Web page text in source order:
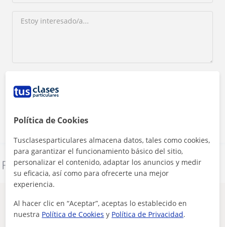
Denunciar este perfil
Otros profesores de Inglés en Melilla
(Ciudad) que pueden interesarte
Política de Cookies
Tusclasesparticulares almacena datos, tales como cookies,
para garantizar el funcionamiento básico del sitio,
personalizar el contenido, adaptar los anuncios y medir
su eficacia, así como para ofrecerte una mejor
experiencia.
Al hacer clic en “Aceptar”, aceptas lo establecido en
nuestra Política de Cookies y Política de Privacidad.